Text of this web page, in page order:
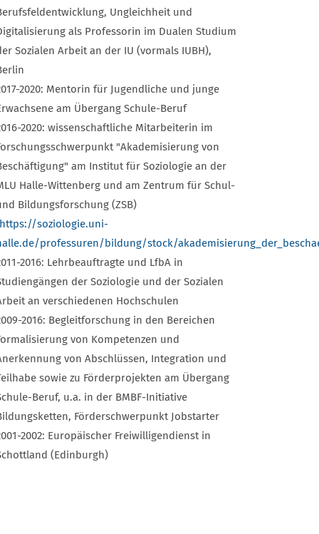
Ungleichheit und
als Professorin im Dualen Studium
Sozialen Arbeit an der IU (vormals IUBH),
2020: Mentorin für Jugendliche und junge
am Übergang Schule-Beruf
2020: wissenschaftliche Mitarbeiterin im
"Akademisierung von
am Institut für Soziologie an der
Halle-Wittenberg und am Zentrum für Schul-
Bildungsforschung (ZSB)
https://soziologie.uni-
professuren/bildung/stock/
2016: Lehrbeauftragte und LfbA in
der Soziologie und der Sozialen
an verschiedenen Hochschulen
2016: Begleitforschung in den Bereichen
von Kompetenzen und
von Abschlüssen, Integration und
sowie zu Förderprojekten am Übergang
Beruf, u.a. in der BMBF-Initiative
Förderschwerpunkt Jobstarter
2002: Europäischer Freiwilligendienst in
(Edinburgh)